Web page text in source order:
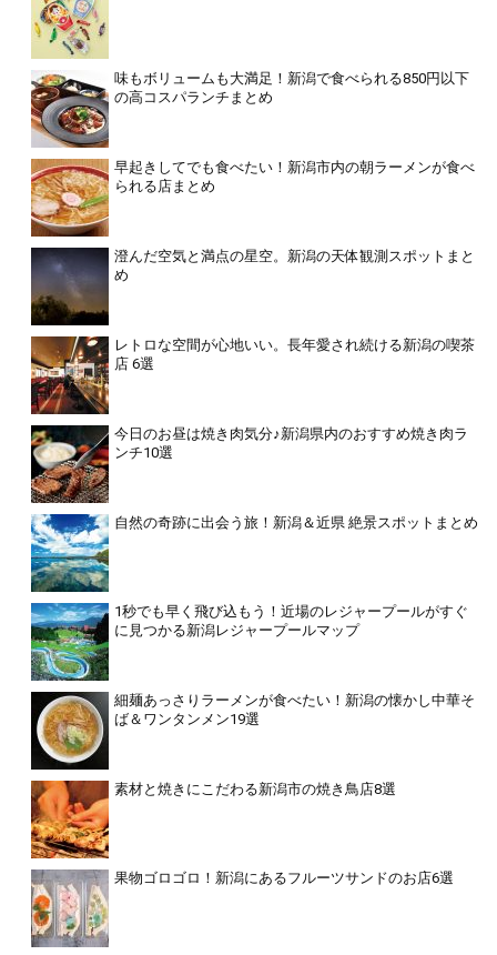
味もボリュームも大満足！新潟で食べられる850円以下
の高コスパランチまとめ
早起きしてでも食べたい！新潟市内の朝ラーメンが食べ
られる店まとめ
澄んだ空気と満点の星空。新潟の天体観測スポットまと
め
レトロな空間が心地いい。長年愛され続ける新潟の喫茶
店 6選
今日のお昼は焼き肉気分♪新潟県内のおすすめ焼き肉ラ
ンチ10選
自然の奇跡に出会う旅！新潟＆近県 絶景スポットまとめ
1秒でも早く飛び込もう！近場のレジャープールがすぐ
に見つかる新潟レジャープールマップ
細麺あっさりラーメンが食べたい！新潟の懐かし中華そ
ば＆ワンタンメン19選
素材と焼きにこだわる新潟市の焼き鳥店8選
果物ゴロゴロ！新潟にあるフルーツサンドのお店6選